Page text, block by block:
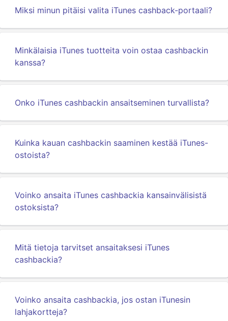
Miksi minun pitäisi valita iTunes cashback-portaali?
Minkälaisia iTunes tuotteita voin ostaa cashbackin
kanssa?
Onko iTunes cashbackin ansaitseminen turvallista?
Kuinka kauan cashbackin saaminen kestää iTunes-
ostoista?
Voinko ansaita iTunes cashbackia kansainvälisistä
ostoksista?
Mitä tietoja tarvitset ansaitaksesi iTunes
cashbackia?
Voinko ansaita cashbackia, jos ostan iTunesin
lahjakortteja?